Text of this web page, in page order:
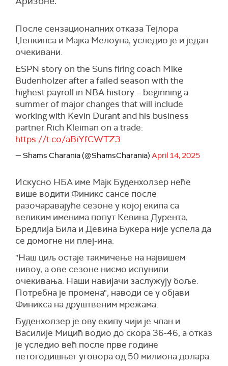
После сензационалних отказа Тејлора
Џенкинса и Мајка Мелоуна, уследио је и један
очекивани.
ESPN story on the Suns firing coach Mike
Budenholzer after a failed season with the
highest payroll in NBA history – beginning a
summer of major changes that will include
working with Kevin Durant and his business
partner Rich Kleiman on a trade:
https://t.co/aBiYfCWTZ3
— Shams Charania (@ShamsCharania) April 14, 2025
Искусно НБА име Мајк Буденхолзер неће
више водити Финикс сансе после
разочаравајуће сезоне у којој екипа са
великим именима попут Кевина Дурента,
Бредлија Била и Девина Букера није успела да
се домогне ни плеј-ина.
"Наш циљ остаје такмичење на највишем
нивоу, а ове сезоне нисмо испунили
очекивања. Наши навијачи заслужују боље.
Потребна је промена", наводи се у објави
Финикса на друштвеним мрежама.
Буденхолзер је ову екипу чији је члан и
Василије Мицић водио до скора 36-46, а отказ
је уследио већ после прве године
петогодишњег уговора од 50 милиона долара.